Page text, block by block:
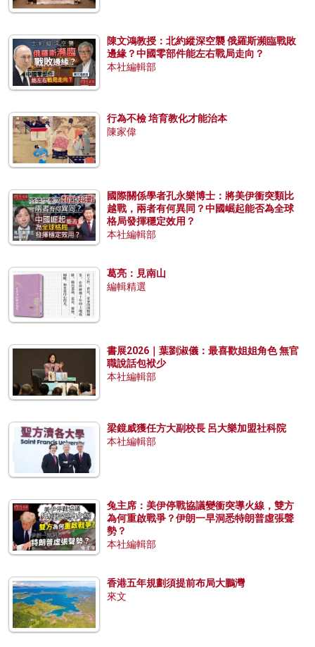
陳文鴻教授：北約縱深空襲 俄羅斯瀕臨戰敗
邊緣？中國零部件能左右戰局走向？
本社編輯部
行為不檢 培育教化才能治本
陳家偉
國際關係學者孔永樂博士：將美伊衝突類比
越戰，兩者有何異同？中國崛起能否為全球
格局發揮穩定效用？
本社編輯部
葛亮：見南山
編輯精選
書展2026｜葉劉淑儀：最喜歡姐姐角色 無官
職說話包袱少
本社編輯部
梁鏡威獲任方大副校長 呂大樂加盟社科院
本社編輯部
兔主席：美伊停戰協議變衝突導火線，雙方
為何重啟戰爭？伊朗一早洞悉特朗普虛張聲
勢？
本社編輯部
香港五年規劃須提前布局大鵬灣
來文